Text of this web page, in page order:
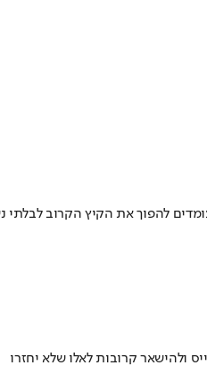
להפוך את הקיץ הקרוב לבלתי
ולהישאר קרובות לאלו שלא יחזרו